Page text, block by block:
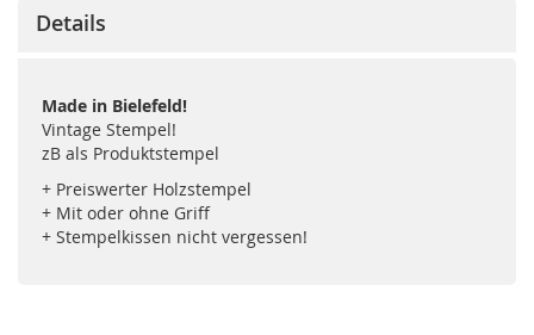
Details
Made in Bielefeld!
Vintage Stempel!
zB als Produktstempel
+ Preiswerter Holzstempel
+ Mit oder ohne Griff
+ Stempelkissen nicht vergessen!